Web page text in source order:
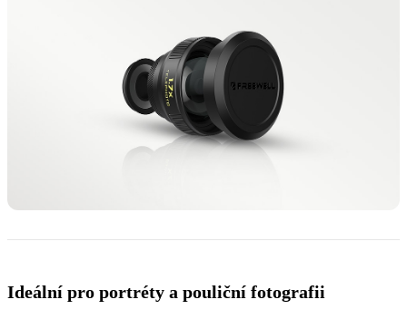
Ideální pro portréty a pouliční fotografii